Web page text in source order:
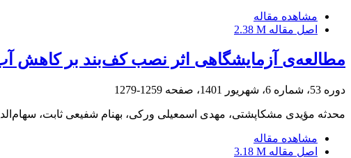
مشاهده مقاله
اصل مقاله 2.38 M
مطالعه‌ی آزمایشگاهی اثر نصب کف‌بند بر
دوره 53، شماره 6، شهریور 1401، صفحه 1259-1279
محدثه مؤیدی مشکاپشتی، مهدی اسمعیلی ورکی، بهنام شفیعی ثابت،
مشاهده مقاله
اصل مقاله 3.18 M